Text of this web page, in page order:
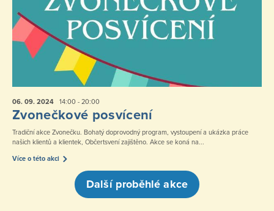
06. 09. 2024 14:00 - 20:00
Zvonečkové posvícení
Tradiční akce Zvonečku. Bohatý doprovodný program, vystoupení a ukázka práce
našich klientů a klientek, Občertsvení zajištěno. Akce se koná na...
Více o této akci
Další proběhlé akce